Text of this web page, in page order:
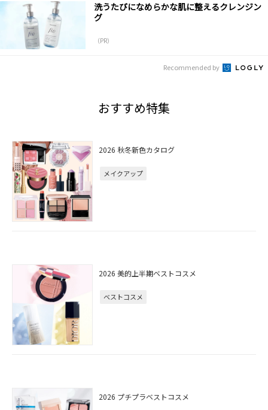
洗うたびになめらかな肌に整えるクレンジン
グ
（PR）
Recommended by
おすすめ特集
2026 秋冬新色カタログ
メイクアップ
2026 美的上半期ベストコスメ
ベストコスメ
2026 プチプラベストコスメ